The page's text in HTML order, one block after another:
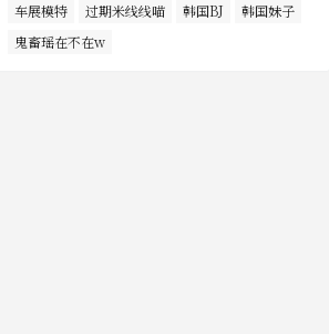
车展模特
过期米线线喵 韩国BJ
韩国妹子
鬼畜瑶在不在w